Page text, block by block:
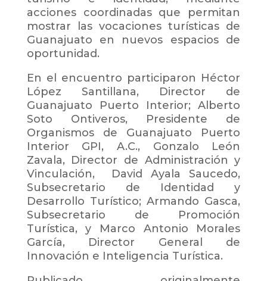
acciones coordinadas que permitan
mostrar las vocaciones turísticas de
Guanajuato en nuevos espacios de
oportunidad.
En el encuentro participaron Héctor
López Santillana, Director de
Guanajuato Puerto Interior; Alberto
Soto Ontiveros, Presidente de
Organismos de Guanajuato Puerto
Interior GPI, A.C., Gonzalo León
Zavala, Director de Administración y
Vinculación, David Ayala Saucedo,
Subsecretario de Identidad y
Desarrollo Turístico; Armando Gasca,
Subsecretario de Promoción
Turística, y Marco Antonio Morales
García, Director General de
Innovación e Inteligencia Turística.